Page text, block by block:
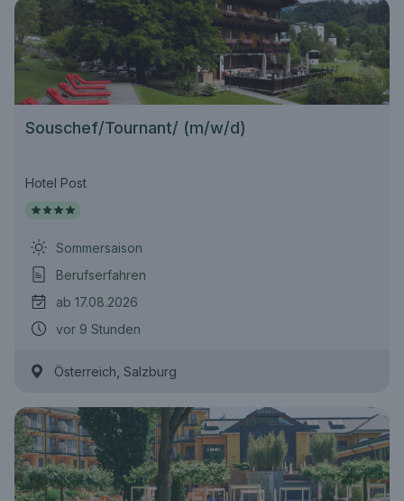
Souschef/Tournant/ (m/w/d)
Hotel Post
Sommersaison
Berufserfahren
ab 17.08.2026
vor 9 Stunden
Österreich, Salzburg